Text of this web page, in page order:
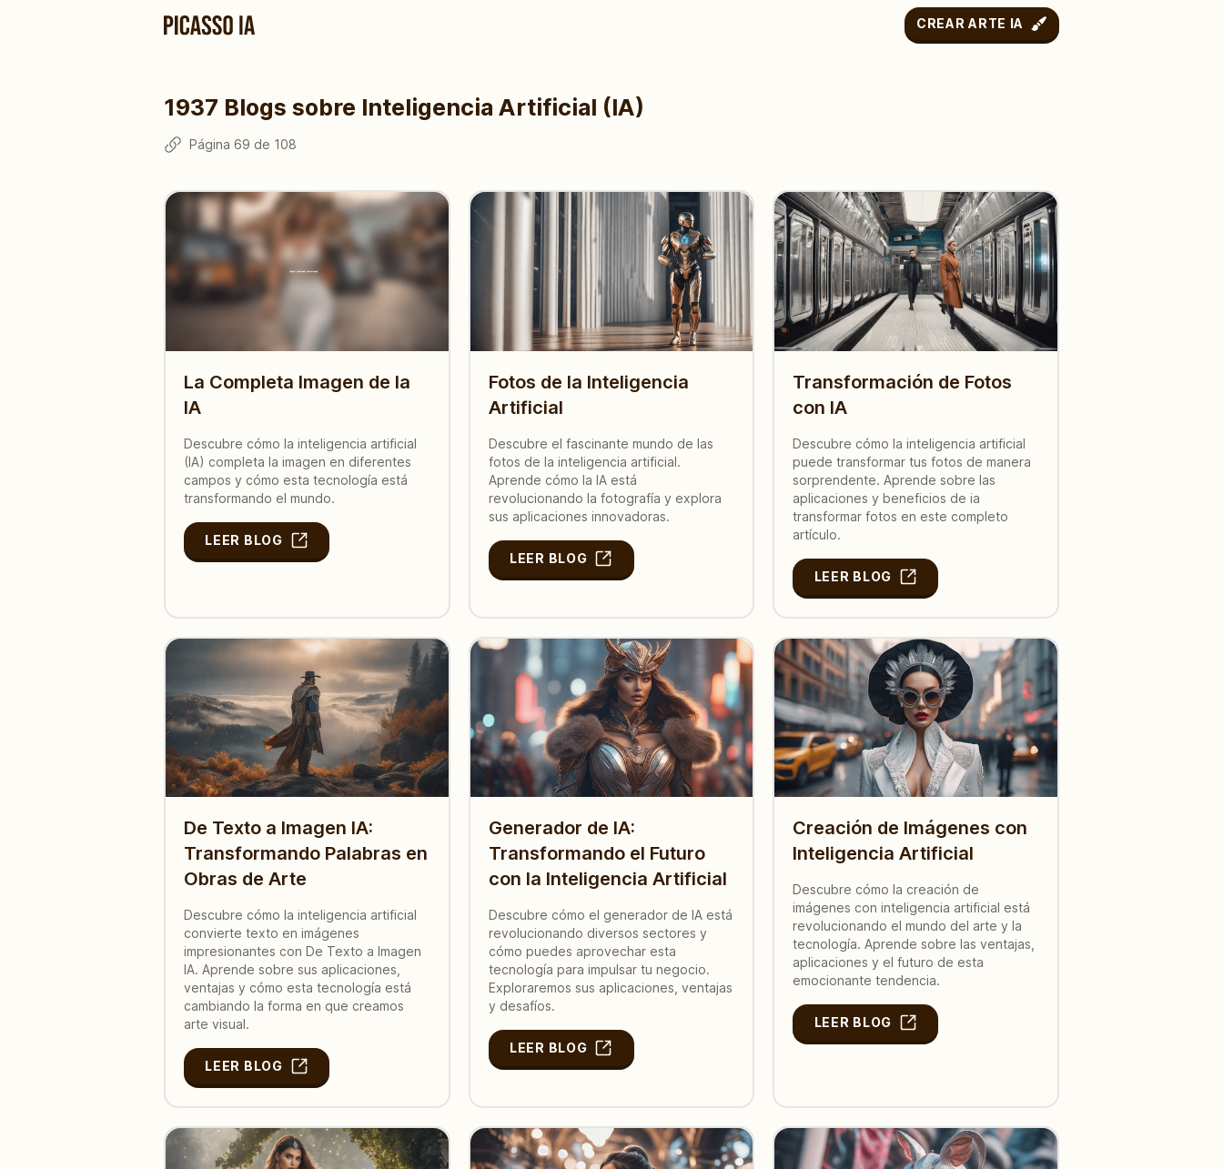
CREAR ARTE IA
1937 Blogs sobre Inteligencia Artificial (IA)
Página 69 de 108
La Completa Imagen de la
IA
Descubre cómo la inteligencia artificial
(IA) completa la imagen en diferentes
campos y cómo esta tecnología está
transformando el mundo.
LEER BLOG
Fotos de la Inteligencia
Artificial
Descubre el fascinante mundo de las
fotos de la inteligencia artificial.
Aprende cómo la IA está
revolucionando la fotografía y explora
sus aplicaciones innovadoras.
LEER BLOG
Transformación de Fotos
con IA
Descubre cómo la inteligencia artificial
puede transformar tus fotos de manera
sorprendente. Aprende sobre las
aplicaciones y beneficios de ia
transformar fotos en este completo
artículo.
LEER BLOG
De Texto a Imagen IA:
Transformando Palabras en
Obras de Arte
Descubre cómo la inteligencia artificial
convierte texto en imágenes
impresionantes con De Texto a Imagen
IA. Aprende sobre sus aplicaciones,
ventajas y cómo esta tecnología está
cambiando la forma en que creamos
arte visual.
LEER BLOG
Generador de IA:
Transformando el Futuro
con la Inteligencia Artificial
Descubre cómo el generador de IA está
revolucionando diversos sectores y
cómo puedes aprovechar esta
tecnología para impulsar tu negocio.
Exploraremos sus aplicaciones, ventajas
y desafíos.
LEER BLOG
Creación de Imágenes con
Inteligencia Artificial
Descubre cómo la creación de
imágenes con inteligencia artificial está
revolucionando el mundo del arte y la
tecnología. Aprende sobre las ventajas,
aplicaciones y el futuro de esta
emocionante tendencia.
LEER BLOG